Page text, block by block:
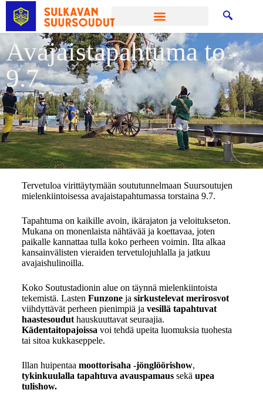
Avajaistapahtuma to
9.7.
Tervetuloa virittäytymään soututunnelmaan Suursoutujen
mielenkiintoisessa avajaistapahtumassa torstaina 9.7.
Tapahtuma on kaikille avoin, ikärajaton ja veloitukseton.
Mukana on monenlaista nähtävää ja koettavaa, joten
paikalle kannattaa tulla koko perheen voimin. Ilta alkaa
kansainvälisten vieraiden tervetulojuhlalla ja jatkuu
avajaishulinoilla.
Koko Soutustadionin alue on täynnä mielenkiintoista
tekemistä. Lasten Funzoneja sirkustelevat merirosvot
viihdyttävät perheen pienimpiä ja vesillä tapahtuvat
haastesouduthauskuuttavat seuraajia.
Kädentaitopajoissa voi tehdä upeita luomuksia tuohesta
tai sitoa kukkaseppele.
Illan huipentaa moottorisaha -jönglöörishow,
tykinkuulalla tapahtuva avauspamaussekä upea
tulishow.